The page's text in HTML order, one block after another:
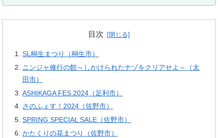
目次
SL桐生まつり（桐生市）
ニンジャ修行の館～しかけられたナゾをクリアせよ～（太
田市）
ASHIKAGA FES.2024（足利市）
さのふぇす！2024（佐野市）
SPRING SPECIAL SALE（佐野市）
かたくりの花まつり（佐野市）